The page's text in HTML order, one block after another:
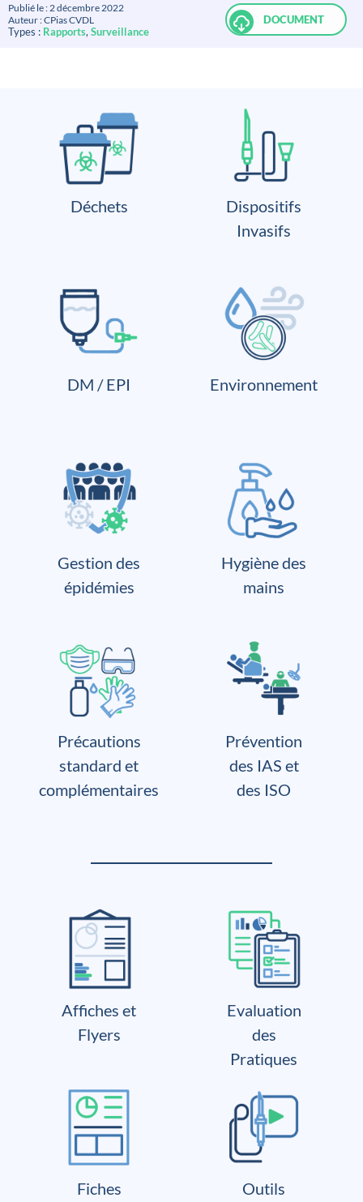
Publié le : 2 décembre 2022
Auteur : CPias CVDL
Types : Rapports,Surveillance
DOCUMENT
Déchets
Dispositifs
Invasifs
DM / EPI Environnement
Gestion des
épidémies
Hygiène des
mains
Précautions
standard et
complémentaires
Prévention
des IAS et
des ISO
Affiches et
Flyers
Evaluation
des
Pratiques
Fiches
Outils